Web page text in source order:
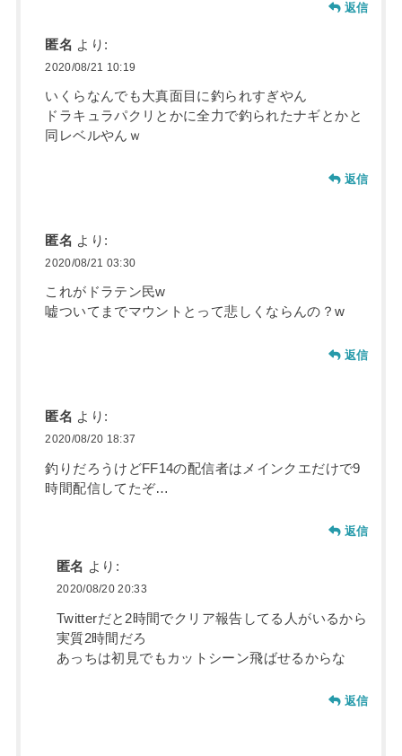
返信
匿名 より:
2020/08/21 10:19
いくらなんでも大真面目に釣られすぎやん
ドラキュラパクリとかに全力で釣られたナギとかと
同レベルやんｗ
返信
匿名 より:
2020/08/21 03:30
これがドラテン民w
嘘ついてまでマウントとって悲しくならんの？w
返信
匿名 より:
2020/08/20 18:37
釣りだろうけどFF14の配信者はメインクエだけで9
時間配信してたぞ…
返信
匿名 より:
2020/08/20 20:33
Twitterだと2時間でクリア報告してる人がいるから
実質2時間だろ
あっちは初見でもカットシーン飛ばせるからな
返信